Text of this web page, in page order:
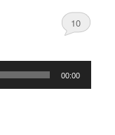
10
00:00